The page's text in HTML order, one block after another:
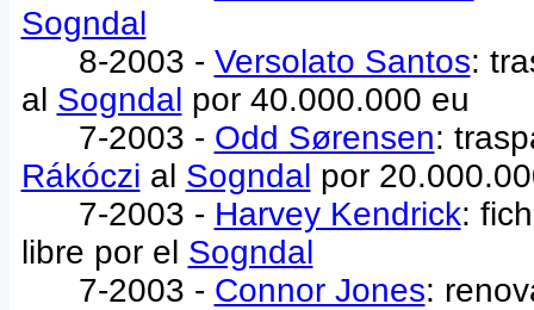
Sogndal
8-2003 - Versolato Santos:
al Sogndal por 40.000.000 eu
7-2003 - Odd Sørensen:
Rákóczi al Sogndal por
7-2003 - Harvey Kendrick:
libre por el Sogndal
7-2003 - Connor Jones: